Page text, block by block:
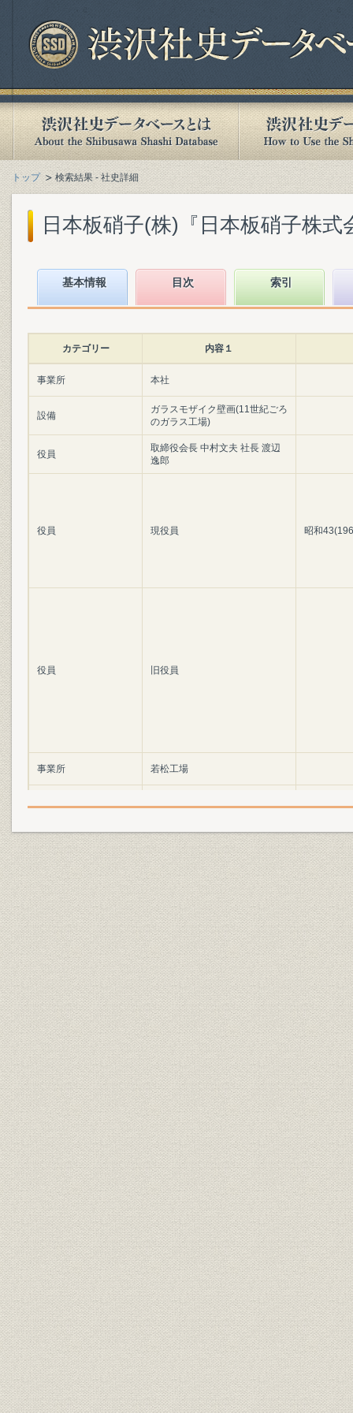
トップ 検索結果 - 社史詳細
日本板硝子(株)『日本板硝子株式
基本情報 目次 索引
カテゴリー 内容１
事業所 本社
設備
ガラスモザイク壁画(11世紀ごろ
のガラス工場)
役員
取締役会長 中村文夫 社長 渡辺
逸郎
役員 現役員 昭和
役員 旧役員
事業所 若松工場
事業所 舞鶴工場
事業所 千葉工場
事業所 研究所
設備
コルバーン式普通板ガラス引上
部
設備
ロールアウト式型板ガラス製板
機
設備 フロート板ガラス製造設備
設備 網入板ガラス製造設備
設備 大型連続磨設備
設備 大型強化炉
施設 ガラスセンター
事業所 店部所在地・支店管轄区域
生産;技術 フルコール法、コルバーン法
貿易 明治年代の板ガラス輸入額推移
明治元年
(1907年)
貿易 板ガラス輸出入実績
明治42年
(1925年)
株式 株式引受人と引受株数 [大正7年
設備 ドローテーブル
組織
創業当時の工場組織、大正10年
6月改正の工場組織
[大正7年
(1921年)6